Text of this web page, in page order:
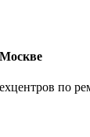
по